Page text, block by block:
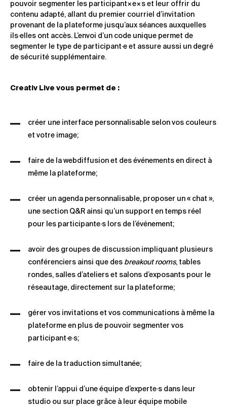
pouvoir segmenter les participant×e×s et leur offrir du
contenu adapté, allant du premier courriel d’invitation
provenant de la plateforme jusqu’aux séances auxquelles
ils·elles ont accès. L’envoi d’un code unique permet de
segmenter le type de participant·e et assure aussi un degré
de sécurité supplémentaire.
Creativ Live vous permet de :
créer une interface personnalisable selon vos couleurs
et votre image;
faire de la webdiffusion et des événements en direct à
même la plateforme;
créer un agenda personnalisable, proposer un « chat »,
une section Q&R ainsi qu’un support en temps réel
pour les participante·s lors de l’événement;
avoir des groupes de discussion impliquant plusieurs
conférenciers ainsi que des breakout rooms, tables
rondes, salles d’ateliers et salons d’exposants pour le
réseautage, directement sur la plateforme;
gérer vos invitations et vos communications à même la
plateforme en plus de pouvoir segmenter vos
participant·e·s;
faire de la traduction simultanée;
obtenir l’appui d’une équipe d’experte·s dans leur
studio ou sur place grâce à leur équipe mobile